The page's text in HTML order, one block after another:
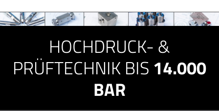
HOCHDRUCK- &
PRÜFTECHNIK BIS 14.000
BAR